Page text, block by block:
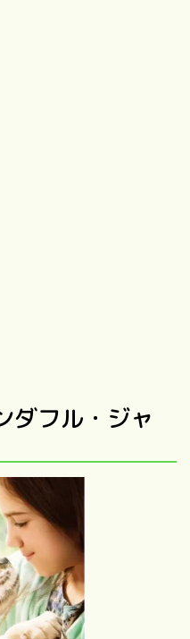
フル・ジャ